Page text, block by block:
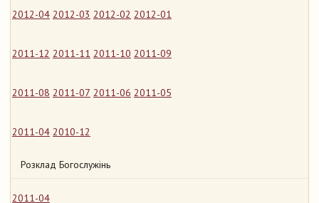
2012-04 2012-03 2012-02 2012-01
2011-12 2011-11 2011-10 2011-09
2011-08 2011-07 2011-06 2011-05
2011-04 2010-12
Розклад Богослужінь
2011-04